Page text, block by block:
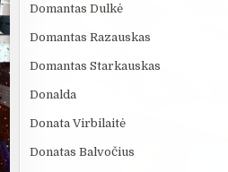
Domantas Dulkė
Domantas Razauskas
Domantas Starkauskas
Donalda
Donata Virbilaitė
Donatas Balvočius